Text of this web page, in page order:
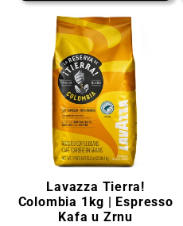
Lavazza Tierra!
Colombia 1kg | Espresso
Kafa u Zrnu